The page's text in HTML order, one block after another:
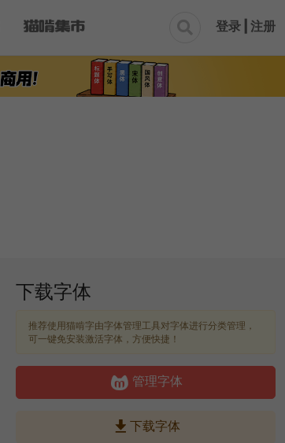
 登录 | 注册
下载字体
推荐使用猫啃字由字体管理工具对字体进行分类管理，
可一键免安装激活字体，方便快捷！
管理字体
 下载字体